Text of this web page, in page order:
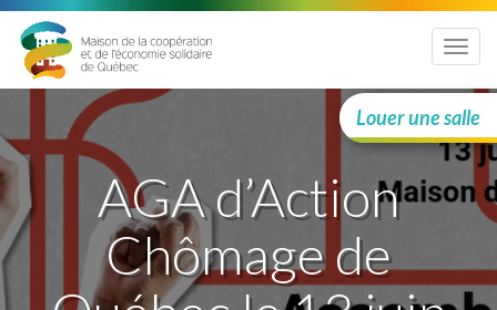
Menu
Louer une salle
AGA d’Action
Chômage de